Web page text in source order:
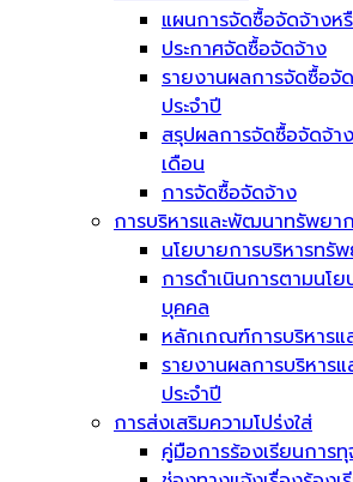
แผนการจัดซื้อจัดจ้าง
ประกาศจัดซื้อจัดจ้าง
รายงานผลการจัดซื้อจั
ประจำปี
สรุปผลการจัดซื้อจัดจ้า
เดือน
การจัดซื้อจัดจ้าง
การบริหารและพัฒนาทรัพยา
นโยบายการบริหารทรั
การดำเนินการตามนโ
บุคคล
หลักเกณฑ์การบริหาร
รายงานผลการบริหา
ประจำปี
การส่งเสริมความโปร่งใส่
คู่มือการร้องเรียนการ